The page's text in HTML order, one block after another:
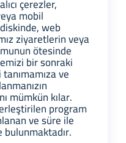
çerezler,
mobil
web
ziyaretlerin veya
ötesinde
bir sonraki
ve
mümkün kılar.
program
ve süre ile
bulunmaktadır.